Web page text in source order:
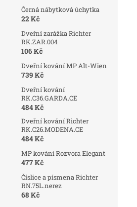
Černá nábytková úchytka
22 Kč
Dveřní zarážka Richter
RK.ZAR.004
106 Kč
Dveřní kování MP Alt-Wien
739 Kč
Dveřní kování
RK.C36.GARDA.CE
484 Kč
Dveřní kování Richter
RK.C26.MODENA.CE
484 Kč
MP kování Rozvora Elegant
477 Kč
Číslice a písmena Richter
RN.75L.nerez
68 Kč